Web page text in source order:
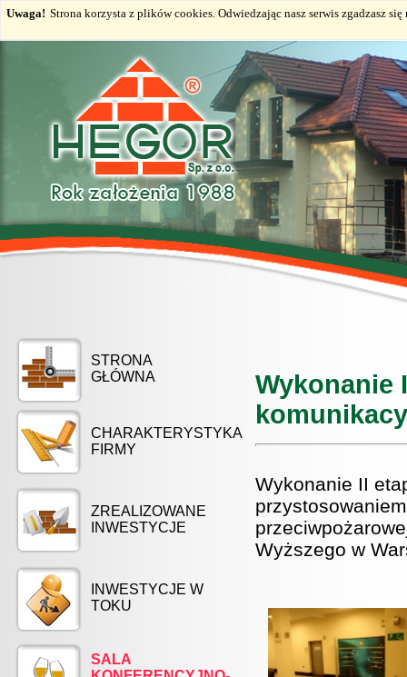
Uwaga! Strona korzysta z plików cookies. Odwiedzając nasz serwis zgadzasz
STRONA
GŁÓWNA
CHARAKTERYSTYKA
FIRMY
ZREALIZOWANE
INWESTYCJE
INWESTYCJE W
TOKU
SALA
Wykonanie
Wykonanie II
Wyższego w